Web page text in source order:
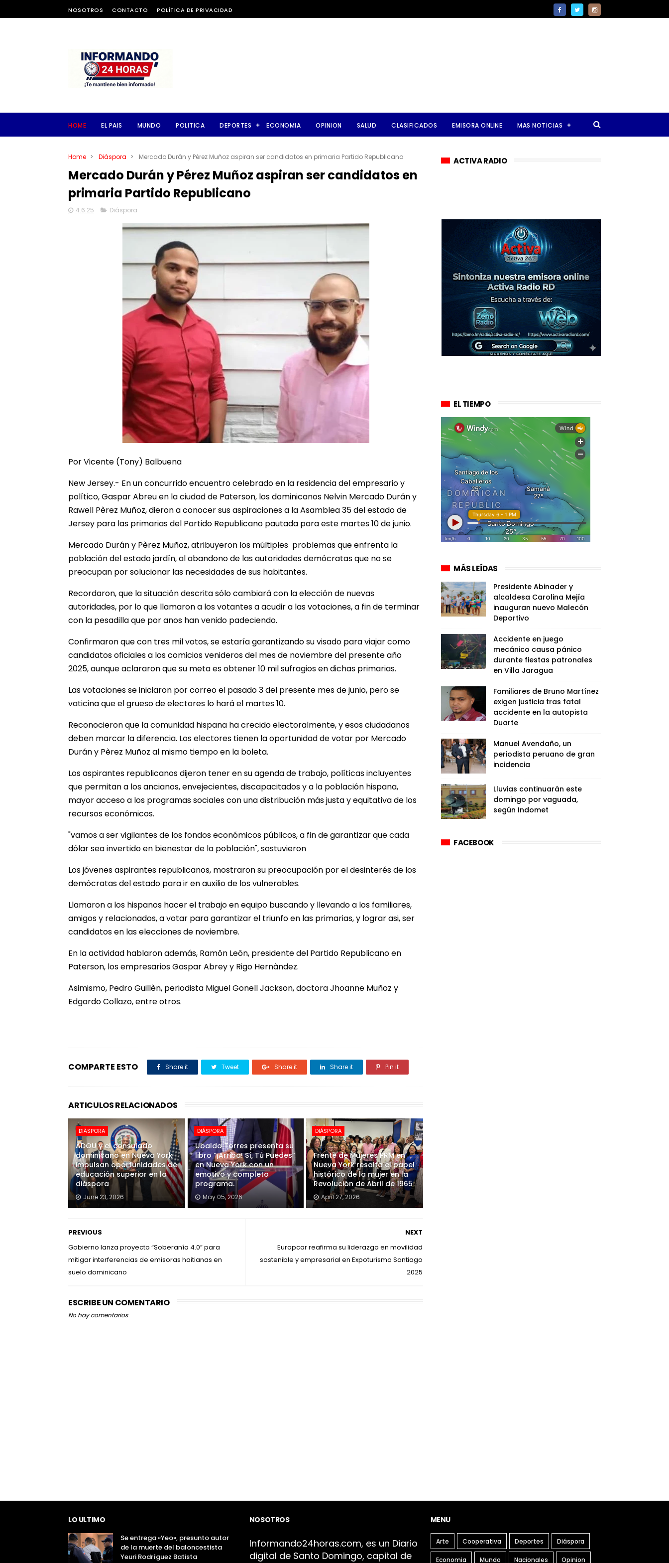
NOSOTROS CONTACTO POLÍTICA DE PRIVACIDAD
HOME EL PAIS MUNDO POLITICA DEPORTES ECONOMIA OPINION SALUD CLASIFICADOS EMISORA ONLINE MAS NOTICIAS
Home > Diáspora > Mercado Durán y Pérez Muñoz aspiran ser candidatos en primaria Partido Republicano
Mercado Durán y Pérez Muñoz aspiran ser candidatos en
primaria Partido Republicano
4.6.25 Diáspora
Por Vicente (Tony) Balbuena
New Jersey.- En un concurrido encuentro celebrado en la residencia del empresario y
político, Gaspar Abreu en la ciudad de Paterson, los dominicanos Nelvin Mercado Durán y
Rawell Pèrez Muñoz, dieron a conocer sus aspiraciones a la Asamblea 35 del estado de
Jersey para las primarias del Partido Republicano pautada para este martes 10 de junio.
Mercado Durán y Pèrez Muñoz, atribuyeron los múltiples problemas que enfrenta la
población del estado jardín, al abandono de las autoridades demócratas que no se
preocupan por solucionar las necesidades de sus habitantes.
Recordaron, que la situación descrita sólo cambiará con la elección de nuevas
autoridades, por lo que llamaron a los votantes a acudir a las votaciones, a fin de terminar
con la pesadilla que por anos han venido padeciendo.
Confirmaron que con tres mil votos, se estaría garantizando su visado para viajar como
candidatos oficiales a los comicios venideros del mes de noviembre del presente año
2025, aunque aclararon que su meta es obtener 10 mil sufragios en dichas primarias.
Las votaciones se iniciaron por correo el pasado 3 del presente mes de junio, pero se
vaticina que el grueso de electores lo hará el martes 10.
Reconocieron que la comunidad hispana ha crecido electoralmente, y esos ciudadanos
deben marcar la diferencia. Los electores tienen la oportunidad de votar por Mercado
Durán y Pèrez Muñoz al mismo tiempo en la boleta.
Los aspirantes republicanos dijeron tener en su agenda de trabajo, políticas incluyentes
que permitan a los ancianos, envejecientes, discapacitados y a la población hispana,
mayor acceso a los programas sociales con una distribución más justa y equitativa de los
recursos económicos.
"vamos a ser vigilantes de los fondos económicos públicos, a fin de garantizar que cada
dólar sea invertido en bienestar de la población", sostuvieron
Los jóvenes aspirantes republicanos, mostraron su preocupación por el desinterés de los
demócratas del estado para ir en auxilio de los vulnerables.
Llamaron a los hispanos hacer el trabajo en equipo buscando y llevando a los familiares,
amigos y relacionados, a votar para garantizar el triunfo en las primarias, y lograr asi, ser
candidatos en las elecciones de noviembre.
En la actividad hablaron además, Ramôn Leôn, presidente del Partido Republicano en
Paterson, los empresarios Gaspar Abrey y Rigo Hernàndez.
Asimismo, Pedro Guillèn, periodista Miguel Gonell Jackson, doctora Jhoanne Muñoz y
Edgardo Collazo, entre otros.
COMPARTE ESTO Share it Tweet Share it Share it Pin it
ARTICULOS RELACIONADOS
DIÁSPORA
ADOU y el consulado
dominicano en Nueva York
impulsan oportunidades de
educación superior en la
diáspora
June 23, 2026
DIÁSPORA
Ubaldo Torres presenta su
libro “¡Arriba! Sí, Tú Puedes”
en Nueva York con un
emotivo y completo
programa.
May 05, 2026
DIÁSPORA
Frente de Mujeres PRM en
Nueva York resalta el papel
histórico de la mujer en la
Revolución de Abril de 1965
April 27, 2026
NEXT
Europcar reafirma su liderazgo en movilidad
sostenible y empresarial en Expoturismo Santiago
2025
PREVIOUS
Gobierno lanza proyecto “Soberanía 4.0” para
mitigar interferencias de emisoras haitianas en
suelo dominicano
ESCRIBE UN COMENTARIO
No hay comentarios
ACTIVA RADIO
EL TIEMPO
MÁS LEÍDAS
Presidente Abinader y
alcaldesa Carolina Mejía
inauguran nuevo Malecón
Deportivo
Accidente en juego
mecánico causa pánico
durante fiestas patronales
en Villa Jaragua
Familiares de Bruno Martínez
exigen justicia tras fatal
accidente en la autopista
Duarte
Manuel Avendaño, un
periodista peruano de gran
incidencia
Lluvias continuarán este
domingo por vaguada,
según Indomet
FACEBOOK
LO ULTIMO
Se entrega «Yeo», presunto autor
de la muerte del baloncestista
Yeuri Rodríguez Batista
NOSOTROS
Informando24horas.com, es un Diario
digital de Santo Domingo, capital de
MENU
Arte Cooperativa Deportes Diáspora
Economia Mundo Nacionales Opinion